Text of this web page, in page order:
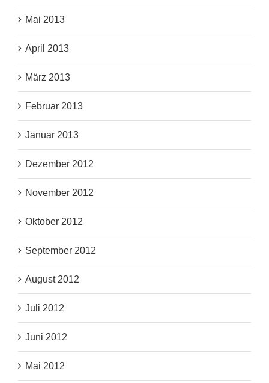
Mai 2013
April 2013
März 2013
Februar 2013
Januar 2013
Dezember 2012
November 2012
Oktober 2012
September 2012
August 2012
Juli 2012
Juni 2012
Mai 2012